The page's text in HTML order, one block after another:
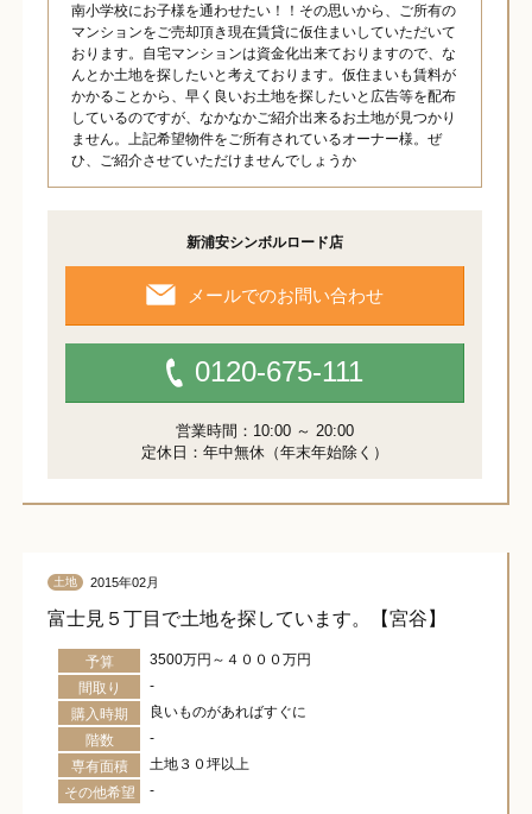
南小学校にお子様を通わせたい！！その思いから、ご所有の
マンションをご売却頂き現在賃貸に仮住まいしていただいて
おります。自宅マンションは資金化出来ておりますので、な
んとか土地を探したいと考えております。仮住まいも賃料が
かかることから、早く良いお土地を探したいと広告等を配布
しているのですが、なかなかご紹介出来るお土地が見つかり
ません。上記希望物件をご所有されているオーナー様。ぜ
ひ、ご紹介させていただけませんでしょうか
新浦安シンボルロード店
メールでのお問い合わせ
0120-675-111
営業時間：10:00 ～ 20:00
定休日：年中無休（年末年始除く）
土地 2015年02月
富士見５丁目で土地を探しています。【宮谷】
予算
3500万円～４０００万円
間取り
-
購入時期
良いものがあればすぐに
階数
-
専有面積
土地３０坪以上
その他希望
-